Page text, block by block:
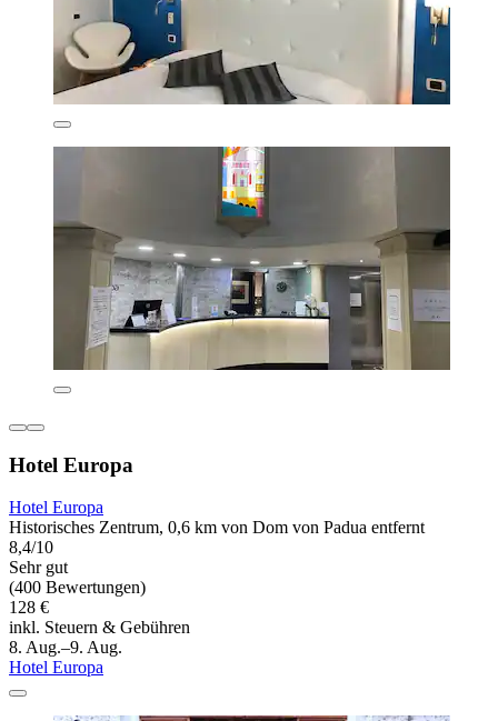
Hotel Europa
Hotel Europa
Historisches Zentrum, 0,6 km von Dom von Padua entfernt
8,4/10
Sehr gut
(400 Bewertungen)
128 €
inkl. Steuern & Gebühren
8. Aug.–9. Aug.
Hotel Europa